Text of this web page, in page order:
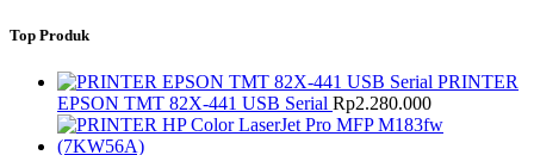
Top Produk
PRINTER
EPSON TMT 82X-441 USB Serial Rp2.280.000